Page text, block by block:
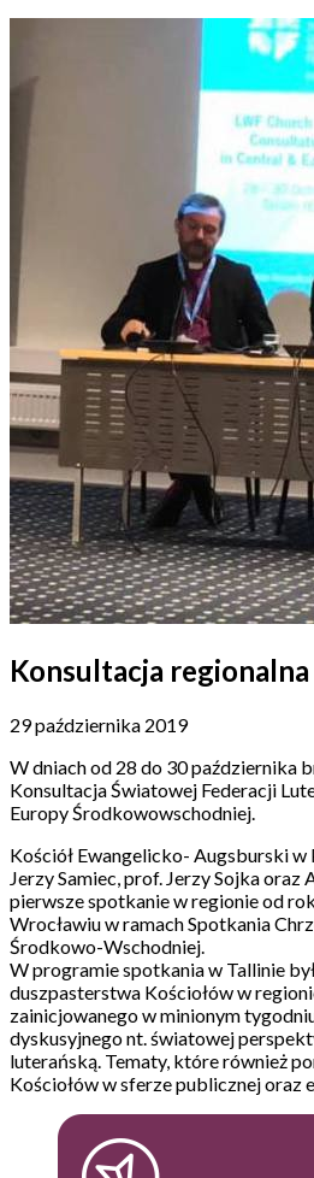
Konsultacja regionalna
29 października 2019
W dniach od 28 do 30 października
Konsultacja Światowej Federacji
Europy Środkowowschodniej.
Kościół Ewangelicko- Augsburski
Jerzy Samiec, prof. Jerzy Sojka oraz
pierwsze spotkanie w regionie od
Wrocławiu w ramach Spotkania
Środkowo-Wschodniej.
W programie spotkania w Tallinie
duszpasterstwa Kościołów w
zainicjowanego w minionym
dyskusyjnego nt. światowej
luterańską. Tematy, które również
Kościołów w sferze publicznej oraz